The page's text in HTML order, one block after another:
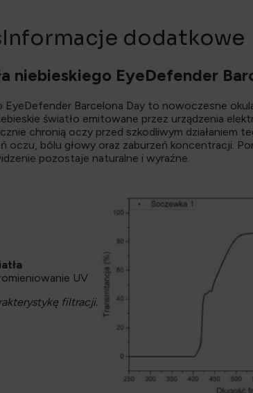
Informacje dodatkowe
niebieskiego EyeDefender
EyeDefender Barcelona Day to nowoczesne
światło emitowane przez urządzenia
chronią oczy przed szkodliwym działaniem
oczu, bólu głowy oraz zaburzeń koncentracji.
pozostaje naturalne i wyraźne.
UV
filtracji.